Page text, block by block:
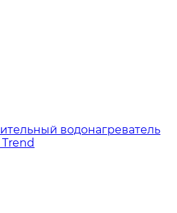
водонагреватель